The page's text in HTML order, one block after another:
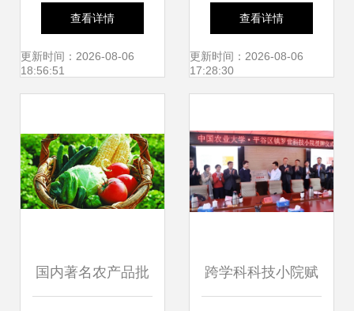
产品卖难——访农
业农村部市场经济
查看详情
更新时间：2026-08-06
18:56:51
可能您忽视了这些
爆款技巧！
查看详情
更新时间：2026-08-06
17:28:30
国内著名农产品批 跨学科科技小院赋